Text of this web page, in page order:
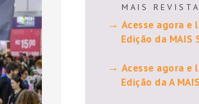
M A I S R E V I S T A
Acesse agora e
Edição da MAIS
Acesse agora e
Edição da A